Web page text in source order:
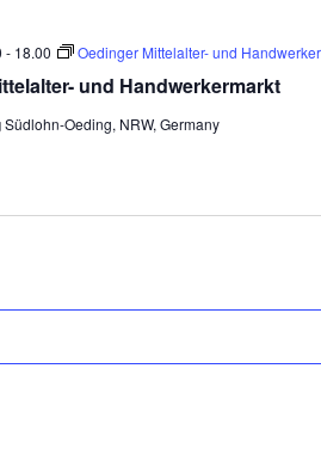
und Handwerkermarkt
- 18.00 Oedinger Mittelalter- und
Südlohn-Oeding, NRW, Germany